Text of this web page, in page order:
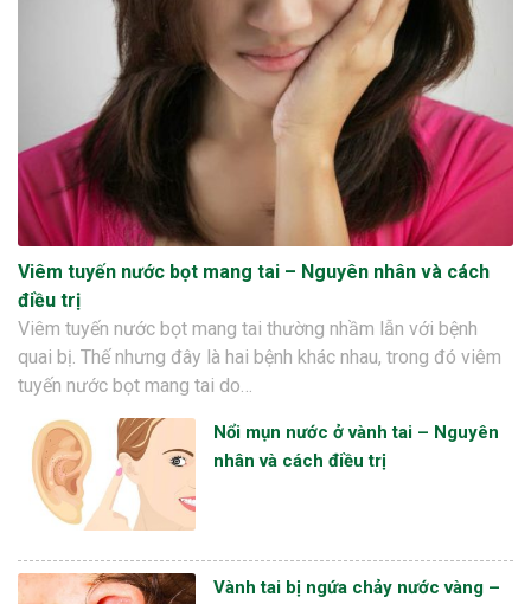
Viêm tuyến nước bọt mang tai – Nguyên nhân và cách
điều trị
Viêm tuyến nước bọt mang tai thường nhầm lẫn với bệnh
quai bị. Thế nhưng đây là hai bệnh khác nhau, trong đó viêm
tuyến nước bọt mang tai do…
Nổi mụn nước ở vành tai – Nguyên
nhân và cách điều trị
Vành tai bị ngứa chảy nước vàng –